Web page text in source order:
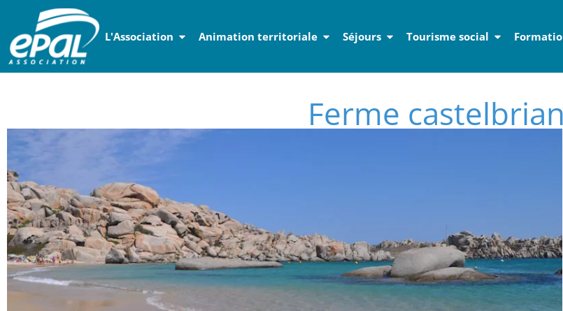
L'Association Animation territoriale Séjours Tourisme social
Ferme
Panneau de gestion des cookies